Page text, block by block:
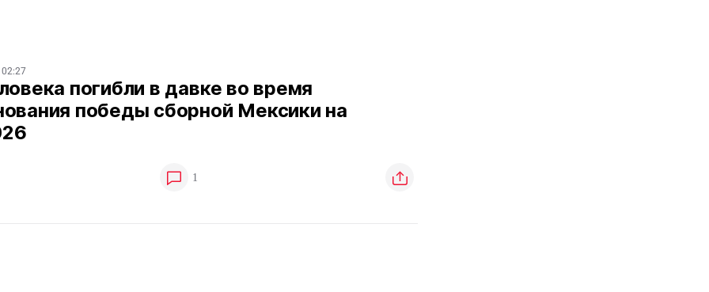
погибли в давке во время
победы сборной Мексики на
1